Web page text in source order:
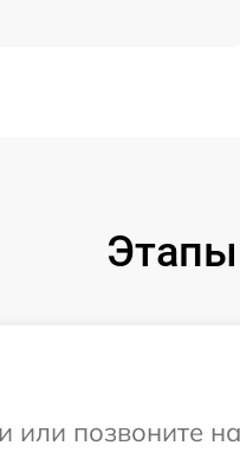
позвоните